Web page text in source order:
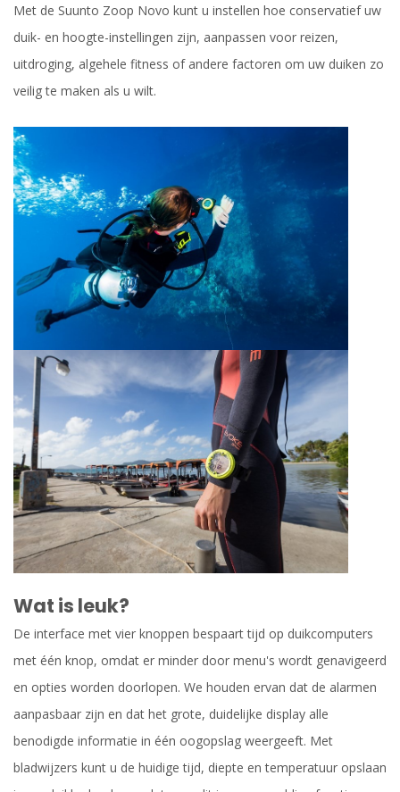
Met de Suunto Zoop Novo kunt u instellen hoe conservatief uw
duik- en hoogte-instellingen zijn, aanpassen voor reizen,
uitdroging, algehele fitness of andere factoren om uw duiken zo
veilig te maken als u wilt.
Wat is leuk?
De interface met vier knoppen bespaart tijd op duikcomputers
met één knop, omdat er minder door menu's wordt genavigeerd
en opties worden doorlopen. We houden ervan dat de alarmen
aanpasbaar zijn en dat het grote, duidelijke display alle
benodigde informatie in één oogopslag weergeeft. Met
bladwijzers kunt u de huidige tijd, diepte en temperatuur opslaan